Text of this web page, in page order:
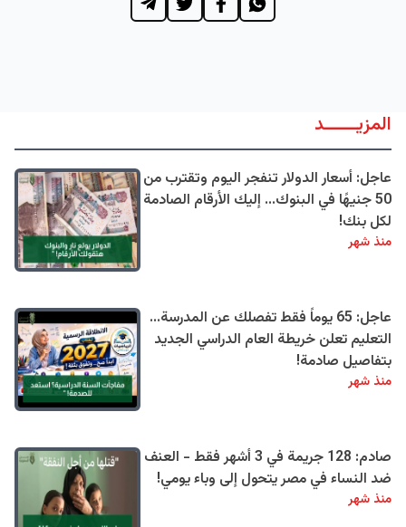
المزيــــــد
عاجل: أسعار الدولار تنفجر اليوم وتقترب من
50 جنيهًا في البنوك... إليك الأرقام الصادمة
لكل بنك!
منذ شهر
عاجل: 65 يوماً فقط تفصلك عن المدرسة...
التعليم تعلن خريطة العام الدراسي الجديد
بتفاصيل صادمة!
منذ شهر
صادم: 128 جريمة في 3 أشهر فقط - العنف
ضد النساء في مصر يتحول إلى وباء يومي!
منذ شهر